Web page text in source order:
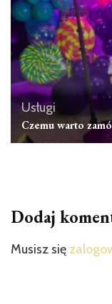
Usługi
Czemu warto
Dodaj
Musisz się